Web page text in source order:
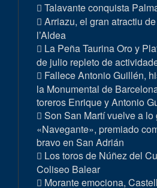
Talavante conquista
Arriazu, el gran atractiu
l’Aldea
La Peña Taurina Oro y
de julio repleto de
Fallece Antonio Guillén,
la Monumental de
toreros Enrique y Antonio
Son San Martí vuelve a lo
«Navegante», premiado
bravo en San Adrián
Los toros de Núñez del
Coliseo Balear
Morante emociona,